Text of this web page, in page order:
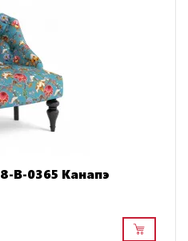
B-0365 Канапэ